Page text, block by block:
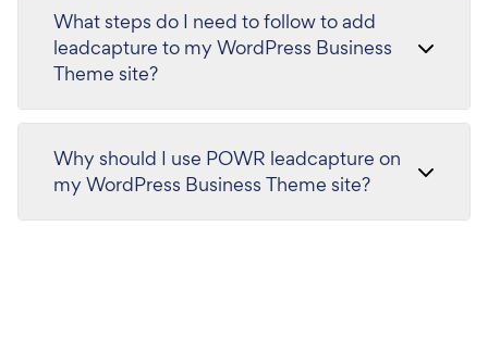
What steps do I need to follow to add
leadcapture to my WordPress Business
Theme site?
Why should I use POWR leadcapture on
my WordPress Business Theme site?